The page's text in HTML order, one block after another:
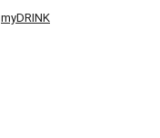
myDRINK